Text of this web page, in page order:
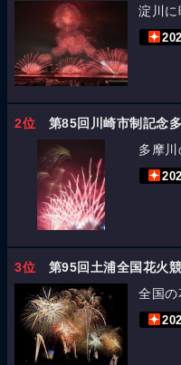
淀川に
2位 第85回川崎市制記念
多摩
3位 第95回土浦全国花火
全国の